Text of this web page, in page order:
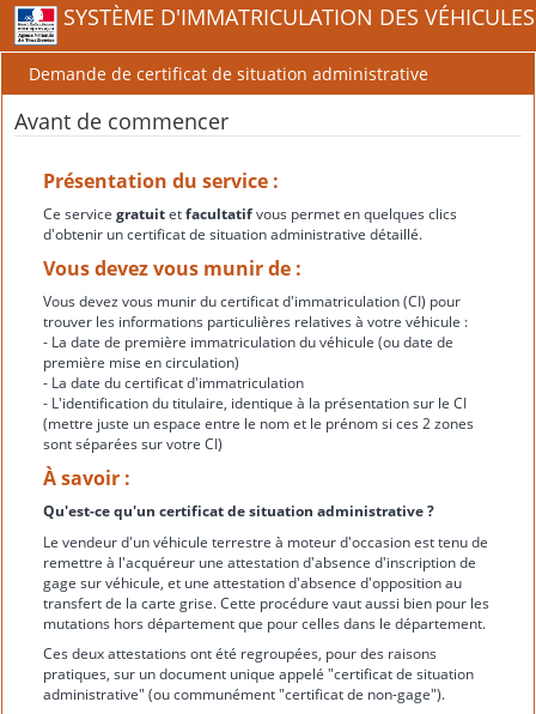
SYSTÈME D'IMMATRICULATION DES VÉHICULES
Demande de certificat de situation administrative
Avant de commencer
Présentation du service :
Ce service gratuitetfacultatifvous permet en quelques clics
d'obtenir un certificat de situation administrative détaillé.
Vous devez vous munir de :
Vous devez vous munir du certificat d'immatriculation (CI) pour
trouver les informations particulières relatives à votre véhicule :
- La date de première immatriculation du véhicule (ou date de
première mise en circulation)
- La date du certificat d'immatriculation
- L'identification du titulaire, identique à la présentation sur le CI
(mettre juste un espace entre le nom et le prénom si ces 2 zones
sont séparées sur votre CI)
À savoir :
Qu'est-ce qu'un certificat de situation administrative ?
Le vendeur d'un véhicule terrestre à moteur d'occasion est tenu de
remettre à l'acquéreur une attestation d'absence d'inscription de
gage sur véhicule, et une attestation d'absence d'opposition au
transfert de la carte grise. Cette procédure vaut aussi bien pour les
mutations hors département que pour celles dans le département.
Ces deux attestations ont été regroupées, pour des raisons
pratiques, sur un document unique appelé "certificat de situation
administrative" (ou communément "certificat de non-gage").